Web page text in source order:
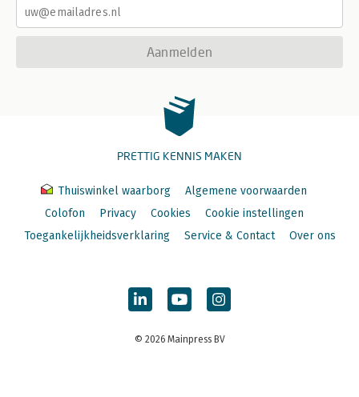
Aanmelden
PRETTIG KENNIS MAKEN
Thuiswinkel waarborg
Algemene voorwaarden
Colofon
Privacy Cookies
Cookie instellingen
Toegankelijkheidsverklaring
Service & Contact Over ons
© 2026 Mainpress BV